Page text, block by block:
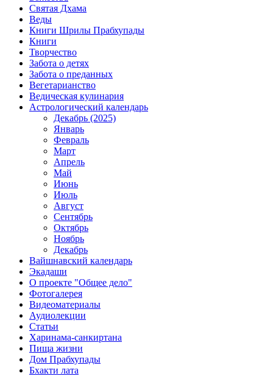
Святая Дхама
Веды
Книги Шрилы Прабхупады
Книги
Творчество
Забота о детях
Забота о преданных
Вегетарианство
Ведическая кулинария
Астрологический календарь
Декабрь (2025)
Январь
Февраль
Март
Апрель
Май
Июнь
Июль
Август
Сентябрь
Октябрь
Ноябрь
Декабрь
Вайшнавский календарь
Экадаши
О проекте "Общее дело"
Фотогалерея
Видеоматериалы
Аудиолекции
Статьи
Харинама-санкиртана
Пища жизни
Дом Прабхупады
Бхакти лата